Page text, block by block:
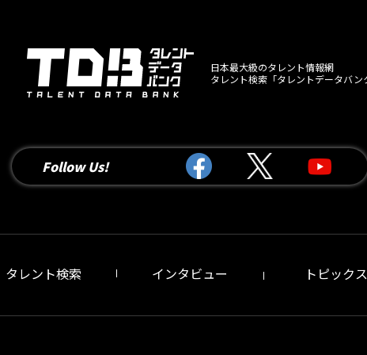
日本最大級のタレント情報網
タレント検索「タレントデータバン
Follow Us!
タレント検索 インタビュー トピック